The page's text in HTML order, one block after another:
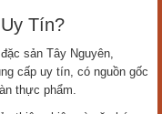
Tín?
sản Tây Nguyên,
cấp uy tín, có nguồn gốc
thực phẩm.